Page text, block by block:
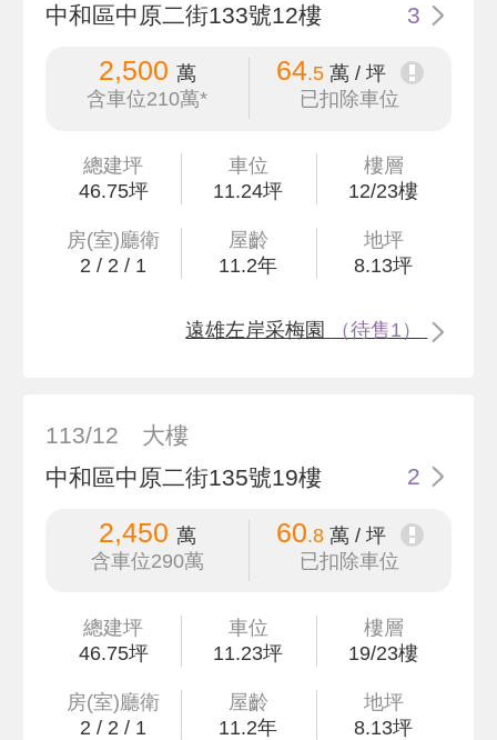
中和區中原二街133號12樓
3
2,500 萬
含車位210萬*
64.5萬 / 坪
已扣除車位
總建坪
46.75坪
車位
11.24坪
樓層
12/23樓
房(室)廳衛
2 / 2 / 1
屋齡
11.2年
地坪
8.13坪
遠雄左岸采梅園 （待售1）
113/12
大樓
中和區中原二街135號19樓
2
2,450 萬
含車位290萬
60.8萬 / 坪
已扣除車位
總建坪
46.75坪
車位
11.23坪
樓層
19/23樓
房(室)廳衛
2 / 2 / 1
屋齡
11.2年
地坪
8.13坪